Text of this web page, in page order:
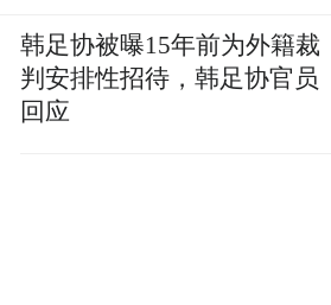
韩足协被曝15年前为外籍裁
判安排性招待，韩足协官员
回应